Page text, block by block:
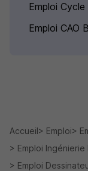
Emploi
Emploi CAO
Accueil Emploi
Emploi
Emploi